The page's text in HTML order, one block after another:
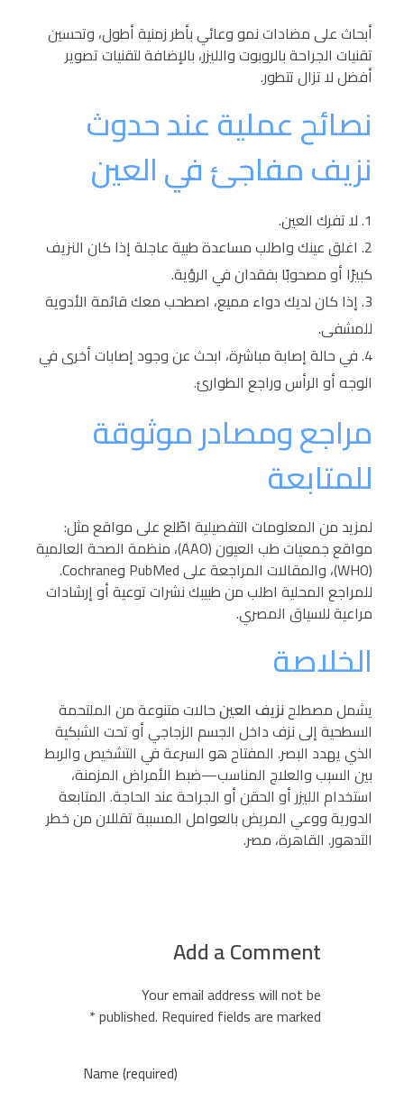
أبحاث على مضادات نمو وعائي بأطر زمنية أطول، وتحسين
تقنيات الجراحة بالروبوت والليزر، بالإضافة لتقنيات تصوير
أفضل لا تزال تتطور.
نصائح عملية عند حدوث
نزيف مفاجئ في العين
لا تفرك العين.
اغلق عينك واطلب مساعدة طبية عاجلة إذا كان النزيف
كبيرًا أو مصحوبًا بفقدان في الرؤية.
إذا كان لديك دواء مميع، اصطحب معك قائمة الأدوية
للمشفى.
في حالة إصابة مباشرة، ابحث عن وجود إصابات أخرى في
الوجه أو الرأس وراجع الطوارئ.
مراجع ومصادر موثوقة
للمتابعة
لمزيد من المعلومات التفصيلية اطّلع على مواقع مثل:
مواقع جمعيات طب العيون (AAO)، منظمة الصحة العالمية
(WHO)، والمقالات المراجعة على PubMed وCochrane.
للمراجع المحلية اطلب من طبيبك نشرات توعية أو إرشادات
مراعية للسياق المصري.
الخلاصة
يشمل مصطلحنزيف العينحالات متنوعة من الملتحمة
السطحية إلى نزف داخل الجسم الزجاجي أو تحت الشبكية
الذي يهدد البصر. المفتاح هو السرعة في التشخيص والربط
بين السبب والعلاج المناسب—ضبط الأمراض المزمنة،
استخدام الليزر أو الحقن أو الجراحة عند الحاجة. المتابعة
الدورية ووعي المريض بالعوامل المسببة تقللان من خطر
التدهور. القاهرة، مصر.
Add a Comment
Your email address will not be
published. Required fields are marked *
Name (required)